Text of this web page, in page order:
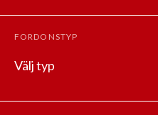
FORDONSTYP
Välj typ